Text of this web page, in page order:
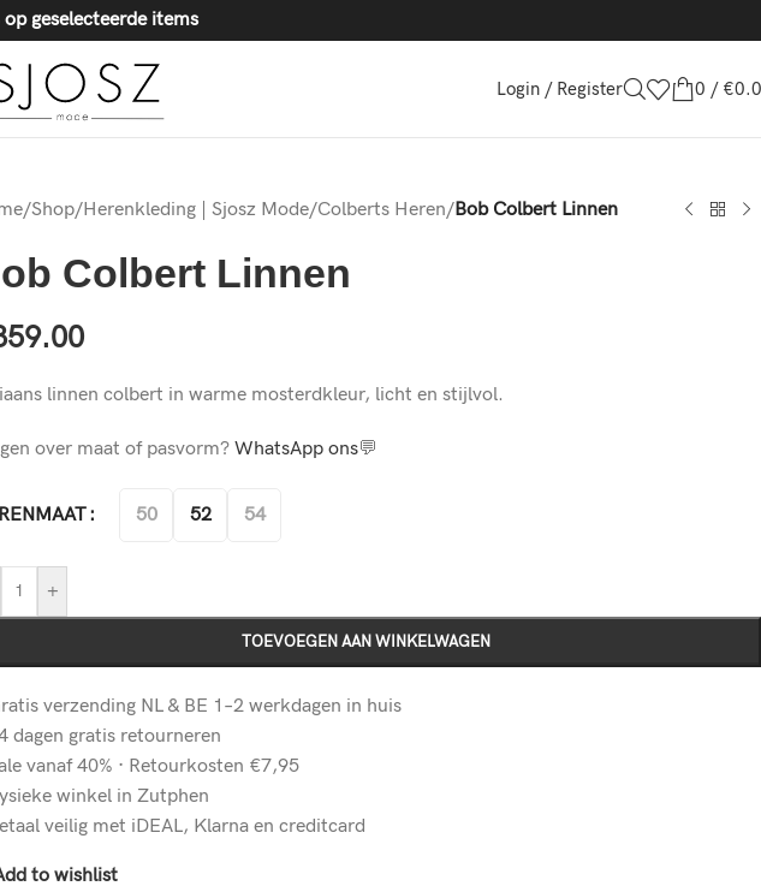
items
geselecteerde items
Login / Register 0 / €
/Shop/Herenkleding | Sjosz Mode/Colberts Heren/Bob Colbert Linnen
Colbert Linnen
linnen colbert in warme mosterdkleur, licht en stijlvol.
over maat of pasvorm? WhatsApp ons💬
50 52 54
+
TOEVOEGEN AAN WINKELWAGEN
verzending NL & BE 1–2 werkdagen in huis
dagen gratis retourneren
vanaf 40% · Retourkosten €7,95
winkel in Zutphen
veilig met iDEAL, Klarna en creditcard
to wishlist